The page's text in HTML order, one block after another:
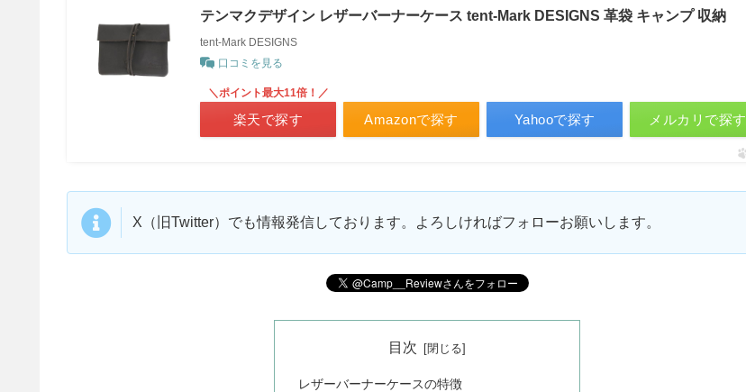
テンマクデザイン レザーバーナーケース tent-Mark DESIGNS 革袋 キャンプ 収納
tent-Mark DESIGNS
口コミを見る
Amazonで探す
＼ポイント最大11倍！／
楽天で探す Yahooで探す メルカリで探す
X（旧Twitter）でも情報発信しております。よろしければフォローお願いします。
目次
レザーバーナーケースの特徴